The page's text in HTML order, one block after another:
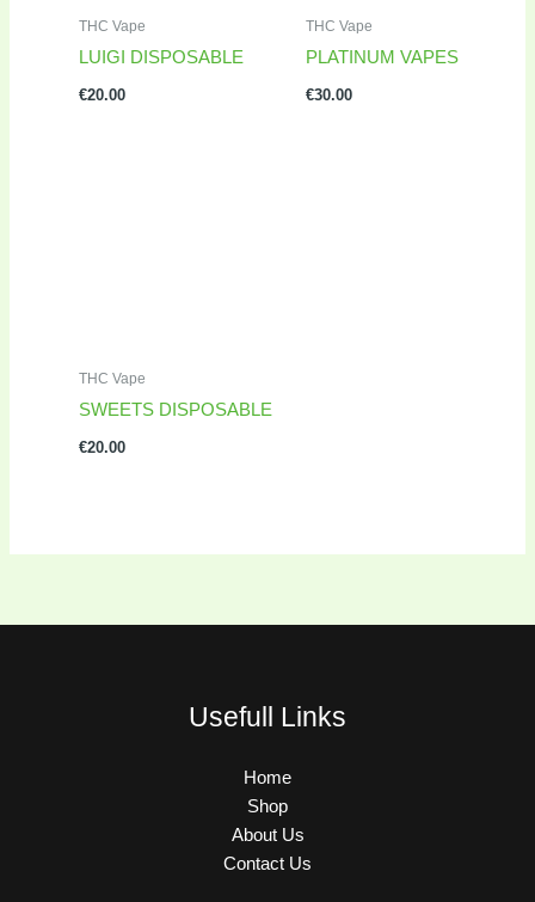
THC Vape
LUIGI DISPOSABLE
€20.00
THC Vape
PLATINUM VAPES
€30.00
THC Vape
SWEETS DISPOSABLE
€20.00
Usefull Links
Home
Shop
About Us
Contact Us